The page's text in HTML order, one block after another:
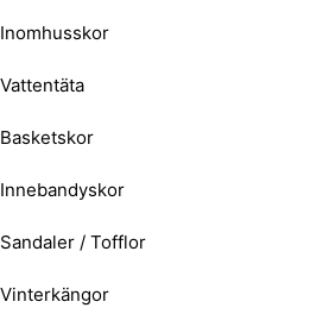
Inomhusskor
Vattentäta
Basketskor
Innebandyskor
Sandaler / Tofflor
Vinterkängor